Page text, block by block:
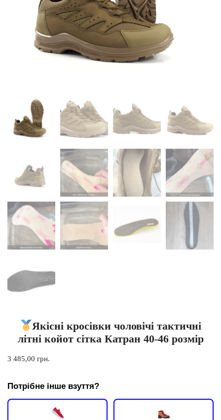
Якісні кросівки чоловічі тактичні
літні койот сітка Катран 40-46 розмір
3 485,00 грн.
Потрібне інше взуття?